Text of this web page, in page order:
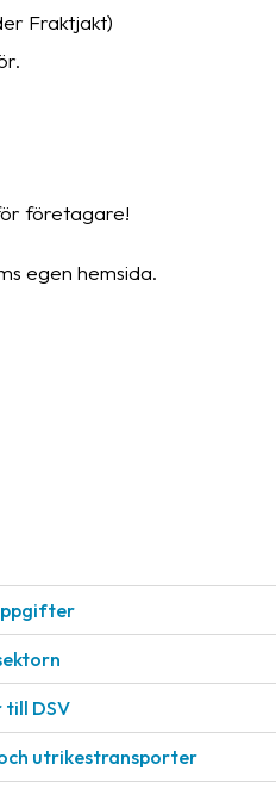
Fraktjakt)
företagare!
egen hemsida.
till DSV
utrikestransporter